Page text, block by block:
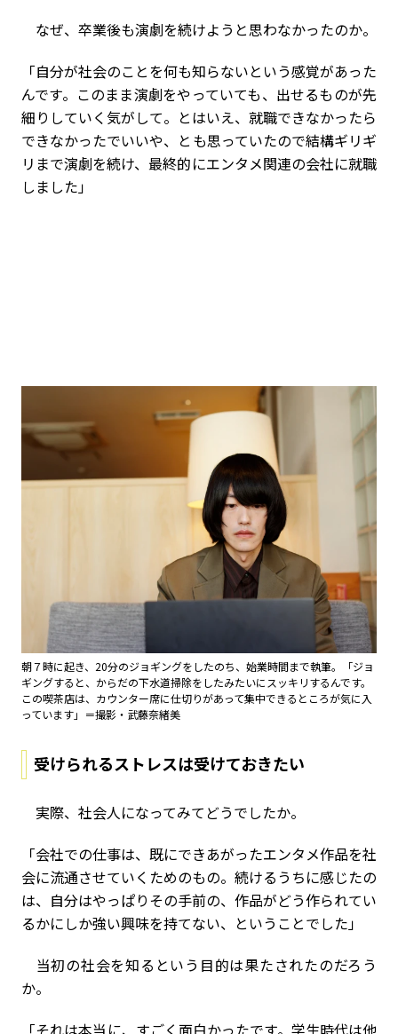
なぜ、卒業後も演劇を続けようと思わなかったのか。
「自分が社会のことを何も知らないという感覚があった
んです。このまま演劇をやっていても、出せるものが先
細りしていく気がして。とはいえ、就職できなかったら
できなかったでいいや、とも思っていたので結構ギリギ
リまで演劇を続け、最終的にエンタメ関連の会社に就職
しました」
朝７時に起き、20分のジョギングをしたのち、始業時間まで執筆。「ジョ
ギングすると、からだの下水道掃除をしたみたいにスッキリするんです。
この喫茶店は、カウンター席に仕切りがあって集中できるところが気に入
っています」＝撮影・武藤奈緒美
受けられるストレスは受けておきたい
実際、社会人になってみてどうでしたか。
「会社での仕事は、既にできあがったエンタメ作品を社
会に流通させていくためのもの。続けるうちに感じたの
は、自分はやっぱりその手前の、作品がどう作られてい
るかにしか強い興味を持てない、ということでした」
当初の社会を知るという目的は果たされたのだろう
か。
「それは本当に、すごく面白かったです。学生時代は他